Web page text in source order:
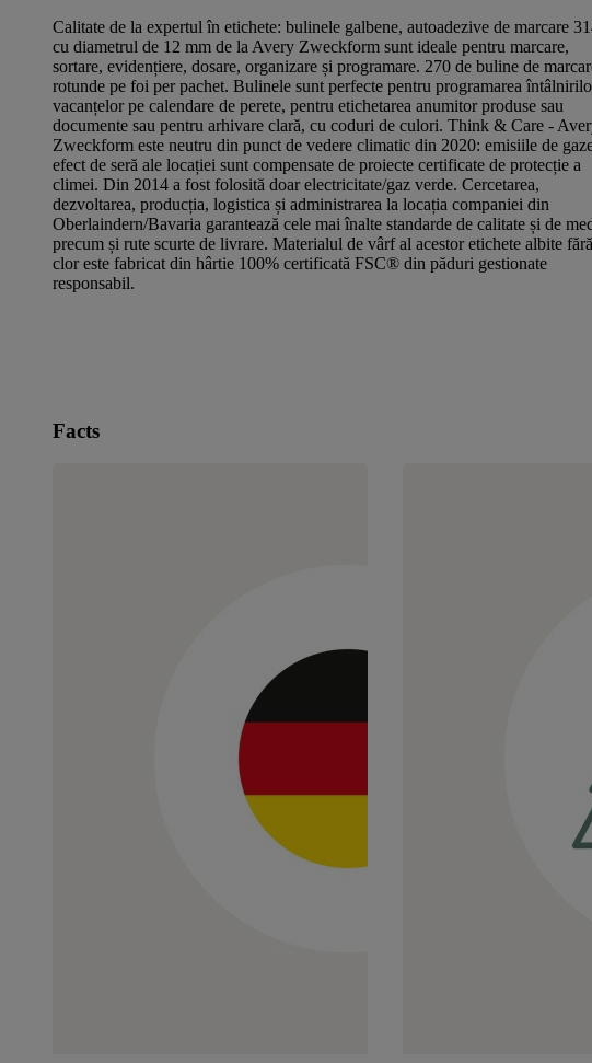
Calitate de la expertul în etichete: bulinele galbene, autoadezive de marcare
cu diametrul de 12 mm de la Avery Zweckform sunt ideale pentru marcare,
sortare, evidențiere, dosare, organizare și programare. 270 de buline de
rotunde pe foi per pachet. Bulinele sunt perfecte pentru programarea
vacanțelor pe calendare de perete, pentru etichetarea anumitor produse sau
documente sau pentru arhivare clară, cu coduri de culori. Think & Care -
Zweckform este neutru din punct de vedere climatic din 2020: emisiile de
efect de seră ale locației sunt compensate de proiecte certificate de protecție a
climei. Din 2014 a fost folosită doar electricitate/gaz verde. Cercetarea,
dezvoltarea, producția, logistica și administrarea la locația companiei din
Oberlaindern/Bavaria garantează cele mai înalte standarde de calitate și de
precum și rute scurte de livrare. Materialul de vârf al acestor etichete albite fără
clor este fabricat din hârtie 100% certificată FSC® din păduri gestionate
responsabil.
Facts